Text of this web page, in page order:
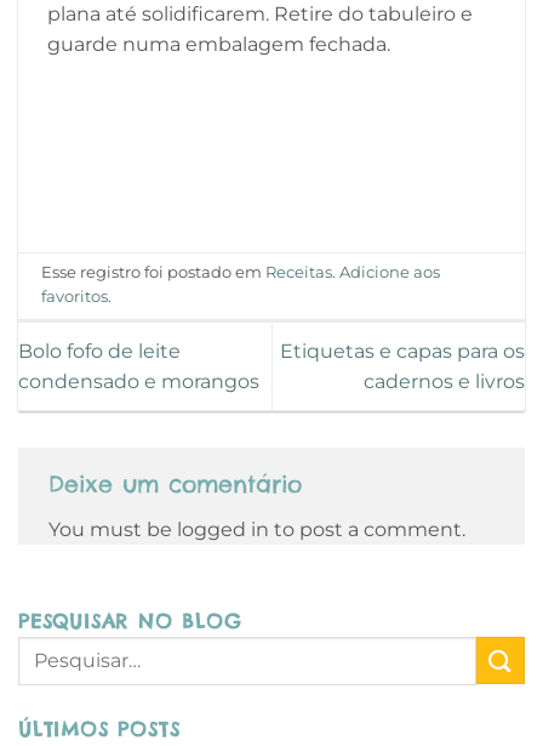
plana até solidificarem. Retire do tabuleiro e
guarde numa embalagem fechada.
Esse registro foi postado em Receitas.Adicione aos
favoritos.
Bolo fofo de leite
condensado e morangos
Etiquetas e capas para os
cadernos e livros
Deixe um comentário
You must be logged in to post a comment.
PESQUISAR NO BLOG
ÚLTIMOS POSTS